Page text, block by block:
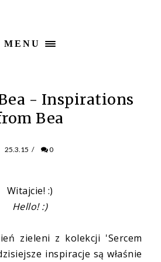
MENU
- Inspirations
Bea
25.3.15 / 0
Witajcie! :)
Hello! :)
zieleni z kolekcji 'Sercem
inspiracje są właśnie